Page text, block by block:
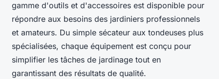
gamme d'outils et d'accessoires est disponible pour
répondre aux besoins des jardiniers professionnels
et amateurs. Du simple sécateur aux tondeuses plus
spécialisées, chaque équipement est conçu pour
simplifier les tâches de jardinage tout en
garantissant des résultats de qualité.